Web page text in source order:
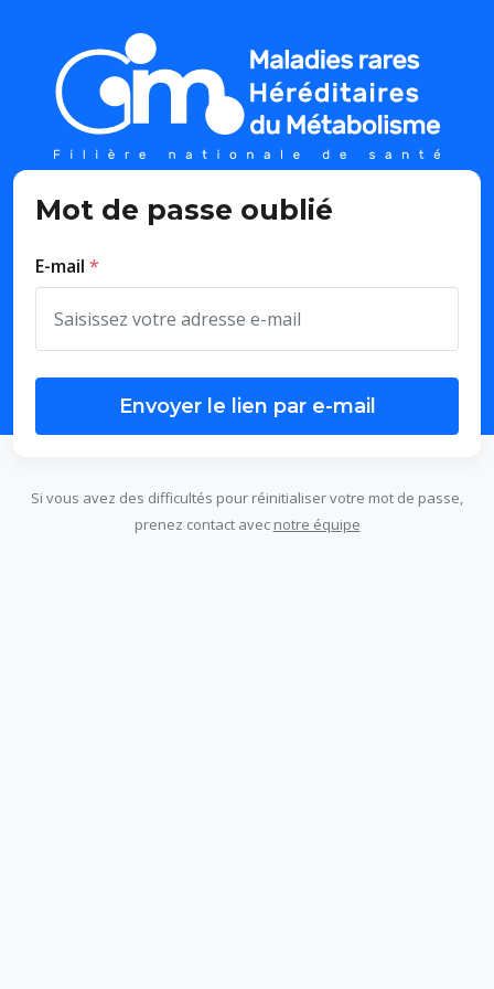
Mot de passe oublié
E-mail
Envoyer le lien par e-mail
Si vous avez des difficultés pour réinitialiser votre mot de passe,
prenez contact avec notre équipe